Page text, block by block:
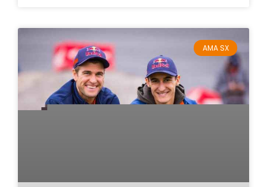
AMA SX